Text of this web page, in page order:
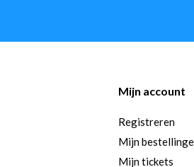
Mijn account
Registreren
Mijn
Mijn tickets